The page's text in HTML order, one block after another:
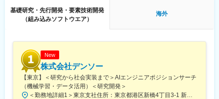
ーシンが従来もつ製品とミネベアミツミグループとのシナジー効
果によって生み出される製品とをあわせ幅広い製品の開発に携わ
ることができるのも魅力です。
■出張頻度：
年数回程度。客先への訪問、展示会、セミナー参加など。
※コロナの影響で直近はなくなっていますが、今後再開していく見
込みとなります。
基礎研究・先行開発・要素技術開発
（組み込みソフトウエア）
海外
New
株式会社デンソー
【東京】＜研究から社会実装まで＞AIエンジニアポジションサーチ
（機械学習・データ活用）＜研究開発＞
＜勤務地詳細1＞東京支社住所：東京都港区新橋4丁目3-1 新虎安田ビル受動喫煙対策：屋内全面禁煙＜勤務地詳細2＞Global R&D Tokyo, Haneda住所：東京都大田区羽田空港1-1-4 羽田イノベーションシティ勤務地最寄駅：京急空港線・東京モノレール線／天空橋駅受動喫煙対策：屋内喫煙可能場所あり変更の範囲：会社の定める事業所（リモートワーク含む）